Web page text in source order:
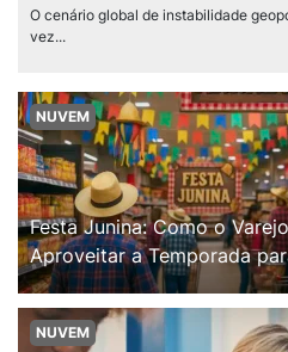
O cenário global de instabilidade
vez...
NUVEM
Festa Junina: Como o
Aproveitar a Temporada
NUVEM